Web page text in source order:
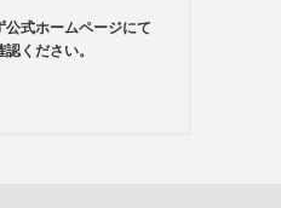
公式ホームページにて
ください。